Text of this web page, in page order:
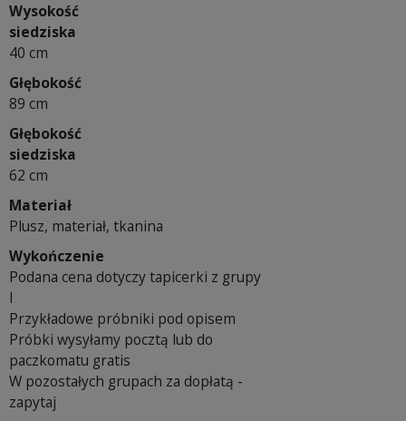
Wysokość
siedziska
40 cm
Głębokość
89 cm
Głębokość
siedziska
62 cm
Materiał
Plusz, materiał, tkanina
Wykończenie
Podana cena dotyczy tapicerki z grupy
I
Przykładowe próbniki pod opisem
Próbki wysyłamy pocztą lub do
paczkomatu gratis
W pozostałych grupach za dopłatą -
zapytaj